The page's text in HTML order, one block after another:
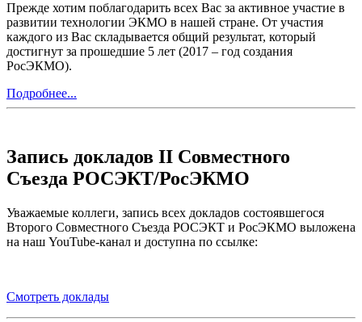
Прежде хотим поблагодарить всех Вас за активное участие в
развитии технологии ЭКМО в нашей стране. От участия
каждого из Вас складывается общий результат, который
достигнут за прошедшие 5 лет (2017 – год создания
РосЭКМО).
Подробнее...
Запись докладов II Совместного
Съезда РОСЭКТ/РосЭКМО
Уважаемые коллеги, запись всех докладов состоявшегося
Второго Совместного Съезда РОСЭКТ и РосЭКМО выложена
на наш YouTube-канал и доступна по ссылке:
Смотреть доклады